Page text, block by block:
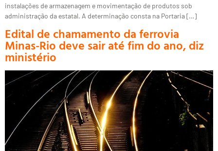
instalações de armazenagem e movimentação de produtos sob
administração da estatal. A determinação consta na Portaria […]
Edital de chamamento da ferrovia
Minas-Rio deve sair até fim do ano, diz
ministério